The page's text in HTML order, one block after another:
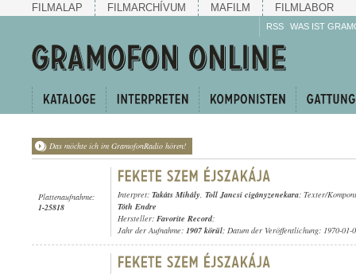
FILMALAP FILMARCHÍVUM MAFILM FILMLABOR
RSS WAS IST
Das möchte ich im GramofonRadio hören!
Plattenaufnahme:
1-25818
Interpret: Takáts Mihály, Toll Jancsi cigányzenekara; Texter/
Tóth Endre
Hersteller: Favorite Record;
Jahr der Aufnahme: 1907 körül; Datum der Veröffentlichung: 1970-01-